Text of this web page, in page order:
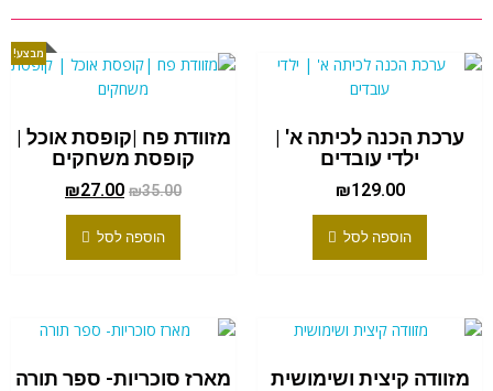
ערכת הכנה לכיתה א' |
ילדי עובדים
₪129.00
הוספה לסל
מבצע!
מזוודת פח |קופסת אוכל |
קופסת משחקים
₪35.00
₪27.00
הוספה לסל
מזוודה קיצית ושימושית מארז סוכריות- ספר תורה